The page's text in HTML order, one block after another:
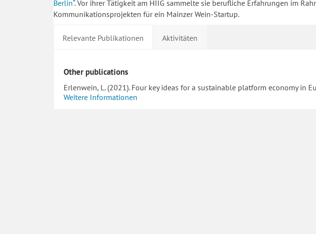
Berlin“. Vor ihrer Tätigkeit am HIIG sammelte sie berufliche Erfahrungen im
Kommunikationsprojekten für ein Mainzer Wein-Startup.
Relevante Publikationen Aktivitäten
Other publications
Erlenwein, L. (2021). Four key ideas for a sustainable platform economy in
Weitere Informationen